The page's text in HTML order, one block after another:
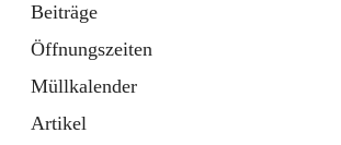
Beiträge
Öffnungszeiten
Müllkalender
Artikel
Bürgerservice
10 Schnellzugriffe